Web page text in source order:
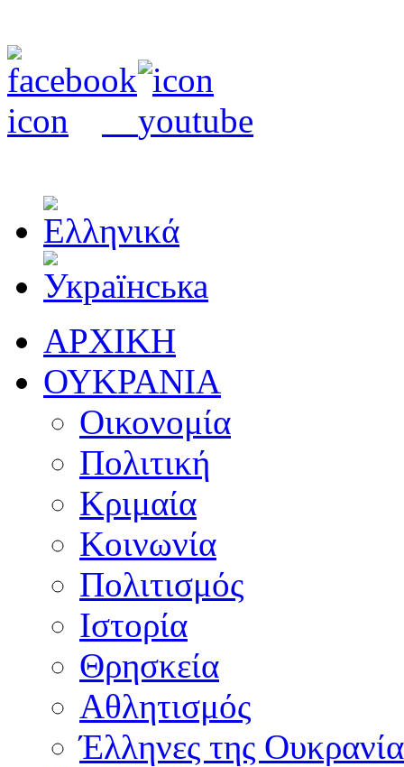
ΑΡΧΙΚΗ
ΟΥΚΡΑΝΙΑ
Οικονομία
Πολιτική
Κριμαία
Κοινωνία
Πολιτισμός
Ιστορία
Θρησκεία
Αθλητισμός
Έλληνες της